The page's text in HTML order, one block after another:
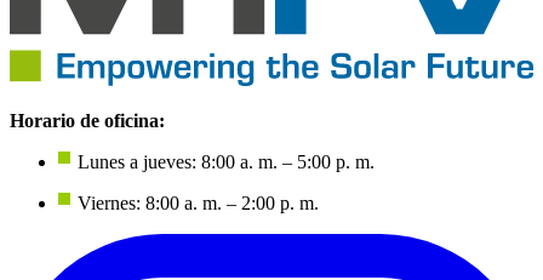
Horario de oficina:
Lunes a jueves: 8:00 a. m. – 5:00 p. m.
Viernes: 8:00 a. m. – 2:00 p. m.